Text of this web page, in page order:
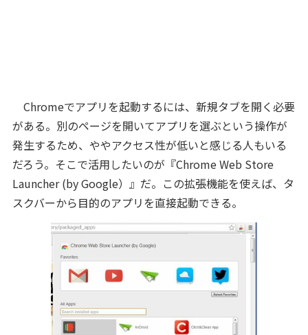
Chromeでアプリを起動するには、新規タブを開く必要
がある。別のページを開いてアプリを選ぶという操作が
発生するため、ややアクセス性が低いと感じる人もいる
だろう。そこで活用したいのが『Chrome Web Store
Launcher (by Google）』だ。この拡張機能を使えば、タ
スクバーから目的のアプリを直接起動できる。